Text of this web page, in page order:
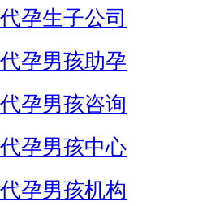
孕生子公司
孕男孩助孕
孕男孩咨询
孕男孩中心
孕男孩机构